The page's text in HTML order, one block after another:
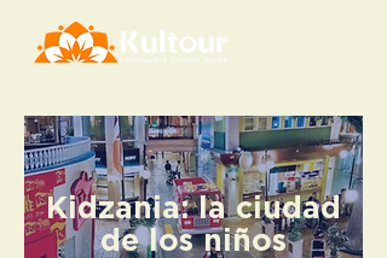
Kidzania: la ciudad
de los niños